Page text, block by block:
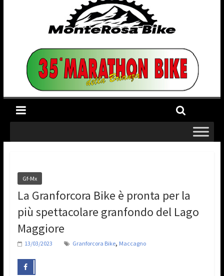
Gf-Mx
La Granforcora Bike è pronta per la
più spettacolare granfondo del Lago
Maggiore
13/03/2023 Granforcora Bike, Maccagno